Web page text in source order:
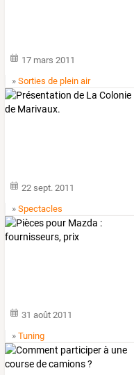
17 mars 2011
»Sorties de plein air
22 sept. 2011
»Spectacles
31 août 2011
»Tuning